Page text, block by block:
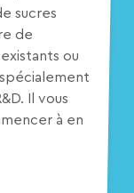
sucres
de
ou
Il vous
à en